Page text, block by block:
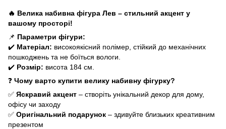
🔥 Велика набивна фігура Лев – стильний акцент у
вашому просторі!
📌 Параметри фігури:
✔️ Матеріал: високоякісний полімер, стійкий до механічних
пошкоджень та не боїться вологи.
✔️ Розмір: висота 184 см.
❓ Чому варто купити велику набивну фігурку?
✅ Яскравий акцент – створіть унікальний декор для дому,
офісу чи заходу
✅ Оригінальний подарунок – здивуйте близьких креативним
презентом